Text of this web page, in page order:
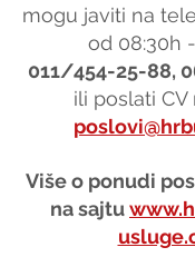
mogu javiti na
od 08:30h
011/454-25-88,
ili poslati CV
Više o ponudi
na sajtu